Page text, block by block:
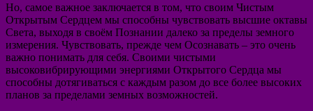
Но, самое важное заключается в том, что своим Чистым
Открытым Сердцем мы способны чувствовать высшие октавы
Света, выходя в своём Познании далеко за пределы земного
измерения. Чувствовать, прежде чем Осознавать – это очень
важно понимать для себя. Своими чистыми
высоковибрирующими энергиями Открытого Сердца мы
способны дотягиваться с каждым разом до все более высоких
планов за пределами земных возможностей.